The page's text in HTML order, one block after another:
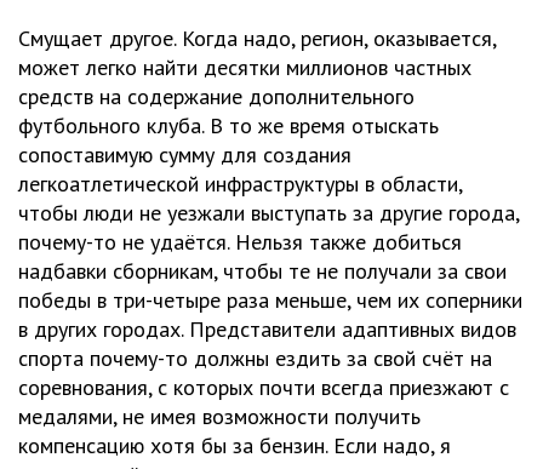
Смущает другое. Когда надо, регион, оказывается,
может легко найти десятки миллионов частных
средств на содержание дополнительного
футбольного клуба. В то же время отыскать
сопоставимую сумму для создания
легкоатлетической инфраструктуры в области,
чтобы люди не уезжали выступать за другие города,
почему-то не удаётся. Нельзя также добиться
надбавки сборникам, чтобы те не получали за свои
победы в три-четыре раза меньше, чем их соперники
в других городах. Представители адаптивных видов
спорта почему-то должны ездить за свой счёт на
соревнования, с которых почти всегда приезжают с
медалями, не имея возможности получить
компенсацию хотя бы за бензин. Если надо, я